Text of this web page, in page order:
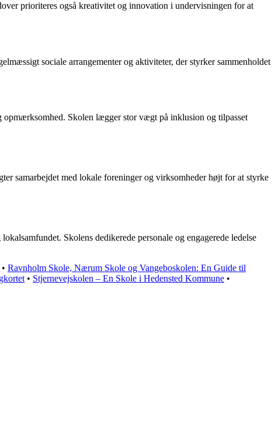
prioriteres også kreativitet og innovation i undervisningen for at
sociale arrangementer og aktiviteter, der styrker sammenholdet
opmærksomhed. Skolen lægger stor vægt på inklusion og tilpasset
samarbejdet med lokale foreninger og virksomheder højt for at styrke
Skolens dedikerede personale og engagerede ledelse
• Ravnholm Skole, Nærum Skole og Vangeboskolen: En Guide til
• Stjernevejskolen – En Skole i Hedensted Kommune •